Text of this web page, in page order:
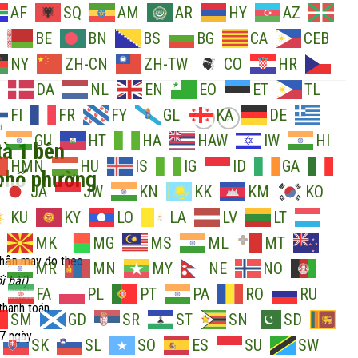
AF SQ AM AR HY
AZ
BE BN BS BG CA
CEB
NY
ZH-CN ZH-TW CO
HR
DA NL EN EO ET
TL
FI
FR FY GL KA
DE
GU HT HA HAW IW
HI
HMN
HU IS IG ID
GA
JA JW KN KK KM
KO
KU
KY LO LA LV
LT
MK MG MS ML
MT
MR MN MY NE
NO
FA PL PT PA RO
RU
SM
GD SR ST SN
SD
SK SL SO ES SU
SW
1 bên
phường
may đo theo
bài)
toán
ngày